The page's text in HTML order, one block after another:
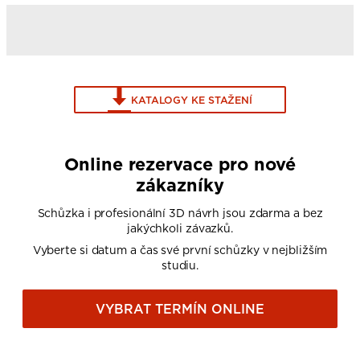
KATALOGY KE STAŽENÍ
Online rezervace pro nové
zákazníky
Schůzka i profesionální 3D návrh jsou zdarma a bez
jakýchkoli závazků.
Vyberte si datum a čas své první schůzky v nejbližším
studiu.
VYBRAT TERMÍN ONLINE